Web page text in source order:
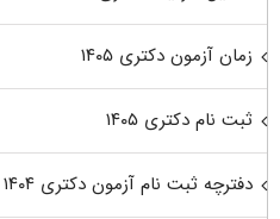
زمان آزمون دکتری ۱۴۰۵
ثبت نام دکتری ۱۴۰۵
دفترچه ثبت نام آزمون دکتری ۱۴۰۴